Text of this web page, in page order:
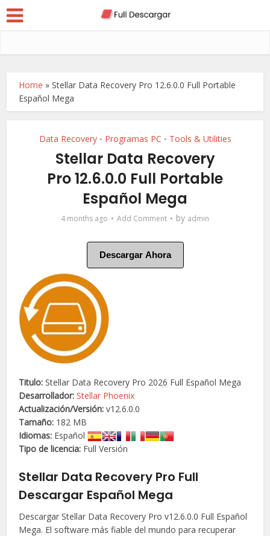
Home »Stellar Data Recovery Pro 12.6.0.0 Full Portable
Español Mega
Data Recovery • Programas PC • Tools & Utilities
Stellar Data Recovery
Pro 12.6.0.0 Full Portable
Español Mega
4 months ago Add Comment by admin
Descargar Ahora
Titulo: Stellar Data Recovery Pro 2026 Full Español Mega
Desarrollador:Stellar Phoenix
Actualización/Versión: v12.6.0.0
Tamaño: 182 MB
Idiomas: Español
Tipo de licencia: Full Versión
Stellar Data Recovery Pro Full
Descargar Español Mega
Descargar Stellar Data Recovery Pro v12.6.0.0 Full Español
Mega. El software más fiable del mundo para recuperar